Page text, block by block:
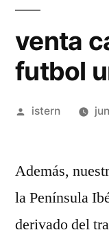
venta
futbol
Publicado
istern
Además,
la Península
derivado del